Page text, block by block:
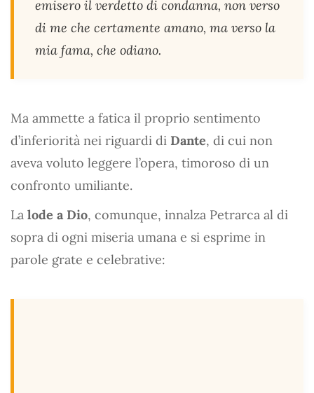
emisero il verdetto di condanna, non verso
di me che certamente amano, ma verso la
mia fama, che odiano.
Ma ammette a fatica il proprio sentimento
d’inferiorità nei riguardi di Dante, di cui non
aveva voluto leggere l’opera, timoroso di un
confronto umiliante.
La lode a Dio, comunque, innalza Petrarca al di
sopra di ogni miseria umana e si esprime in
parole grate e celebrative: